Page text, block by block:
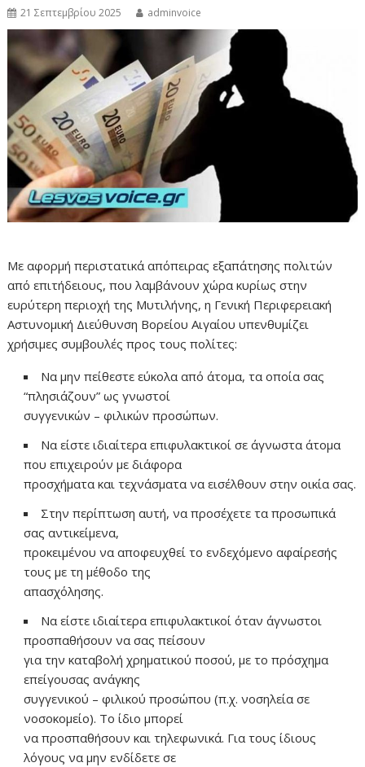
21 Σεπτεμβρίου 2025 adminvoice
Με αφορμή περιστατικά απόπειρας εξαπάτησης πολιτών
από επιτήδειους, που λαμβάνουν χώρα κυρίως στην
ευρύτερη περιοχή της Μυτιλήνης, η Γενική Περιφερειακή
Αστυνομική Διεύθυνση Βορείου Αιγαίου υπενθυμίζει
χρήσιμες συμβουλές προς τους πολίτες:
Να μην πείθεστε εύκολα από άτομα, τα οποία σας
“πλησιάζουν” ως γνωστοί
συγγενικών – φιλικών προσώπων.
Να είστε ιδιαίτερα επιφυλακτικοί σε άγνωστα άτομα
που επιχειρούν με διάφορα
προσχήματα και τεχνάσματα να εισέλθουν στην οικία σας.
Στην περίπτωση αυτή, να προσέχετε τα προσωπικά
σας αντικείμενα,
προκειμένου να αποφευχθεί το ενδεχόμενο αφαίρεσής
τους με τη μέθοδο της
απασχόλησης.
Να είστε ιδιαίτερα επιφυλακτικοί όταν άγνωστοι
προσπαθήσουν να σας πείσουν
για την καταβολή χρηματικού ποσού, με το πρόσχημα
επείγουσας ανάγκης
συγγενικού – φιλικού προσώπου (π.χ. νοσηλεία σε
νοσοκομείο). Το ίδιο μπορεί
να προσπαθήσουν και τηλεφωνικά. Για τους ίδιους
λόγους να μην ενδίδετε σε